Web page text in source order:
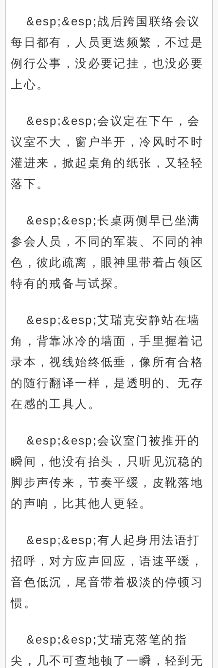
&esp;&esp;战后跨国联络会议
每日都有，人员更迭频繁，不过是
例行公事，没必要记挂，也没必要
上心。
&esp;&esp;会议定在下午，会
议室不大，窗户半开，冷风时不时
灌进来，掀起桌角的纸张，又轻轻
落下。
&esp;&esp;长桌两侧早已坐满
参会人员，不同的军装、不同的神
色，彼此疏离，眼神里带着占领区
特有的戒备与试探。
&esp;&esp;艾瑞克安静站在墙
角，背靠冰冷的墙面，手里握着记
录本，视线始终低垂，像所有合格
的随行翻译一样，是透明的、无存
在感的工具人。
&esp;&esp;会议室门被推开的
瞬间，他没有抬头，只听见沉稳的
脚步声传来，节奏平缓，皮靴落地
的声响，比其他人更轻。
&esp;&esp;有人起身用法语打
招呼，对方应声回应，语速平缓，
音色低沉，尾音带着极淡的停顿习
惯。
&esp;&esp;艾瑞克落笔的指
尖，几不可查地顿了一瞬，轻到无